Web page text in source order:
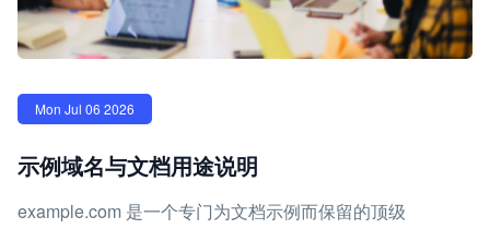
Mon Jul 06 2026
示例域名与文档用途说明
example.com 是一个专门为文档示例而保留的顶级